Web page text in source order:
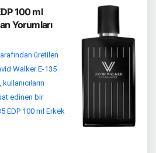
100 ml
Yorumları
üretilen
Walker E-135
edinen bir
EDP 100 ml Erkek